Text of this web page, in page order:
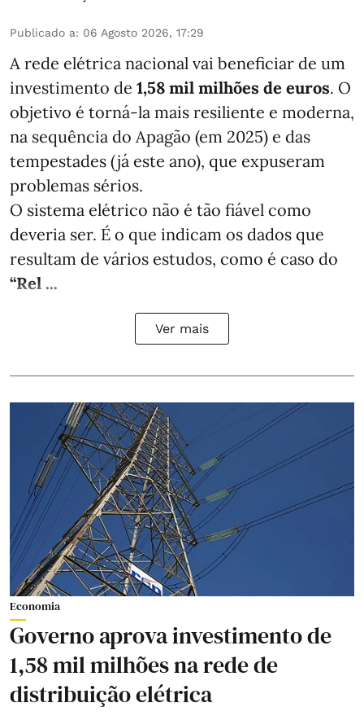
Publicado a: 06 Agosto 2026, 17:29
A rede elétrica nacional vai beneficiar de um
investimento de 1,58 mil milhões de euros. O
objetivo é torná-la mais resiliente e moderna,
na sequência do Apagão (em 2025) e das
tempestades (já este ano), que expuseram
problemas sérios.
O sistema elétrico não é tão fiável como
deveria ser. É o que indicam os dados que
resultam de vários estudos, como é caso do
“Rel ...
Ver mais
Economia
Governo aprova investimento de
1,58 mil milhões na rede de
distribuição elétrica